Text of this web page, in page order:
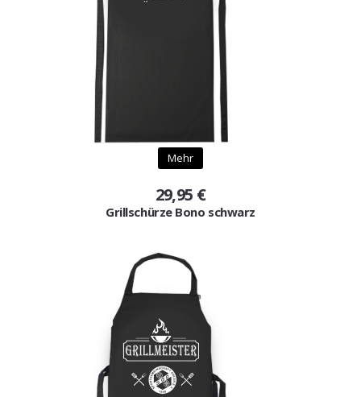
Mehr
29,95 €
Grillschürze Bono schwarz